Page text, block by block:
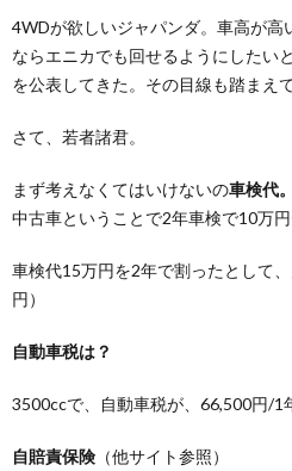
4WDが欲しいジャパンダ。車高が高
ならエニカでも回せるようにしたい
を公表してきた。その目線も踏まえ
さて、若者諸君。
まず考えなくてはいけないの車検代。
中古車ということで2年車検で10万円
車検代15万円を2年で割ったとして
円）
自動車税は？
3500ccで、自動車税が、66,500円/1
自賠責保険（他サイト参照）